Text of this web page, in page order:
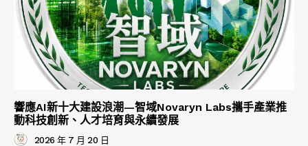
響應AI新十大建設浪潮—智域Novaryn Labs攜手產業推
動科技創新、人才培育與永續發展
2026 年 7 月 20 日